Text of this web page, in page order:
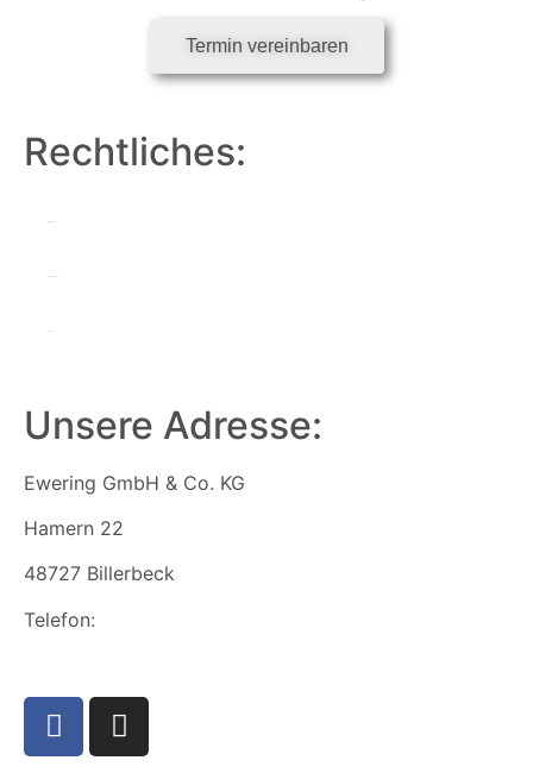
Termin vereinbaren
Rechtliches:
Unsere Adresse:
Ewering GmbH & Co. KG
Hamern 22
48727 Billerbeck
Telefon: